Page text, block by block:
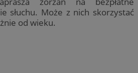
słuchu. Może z nich skorzystać
od wieku.